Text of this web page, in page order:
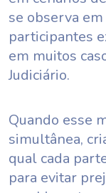
se observa
participantes
em muitos
Judiciário.
Quando esse
simultânea,
qual cada
para evitar